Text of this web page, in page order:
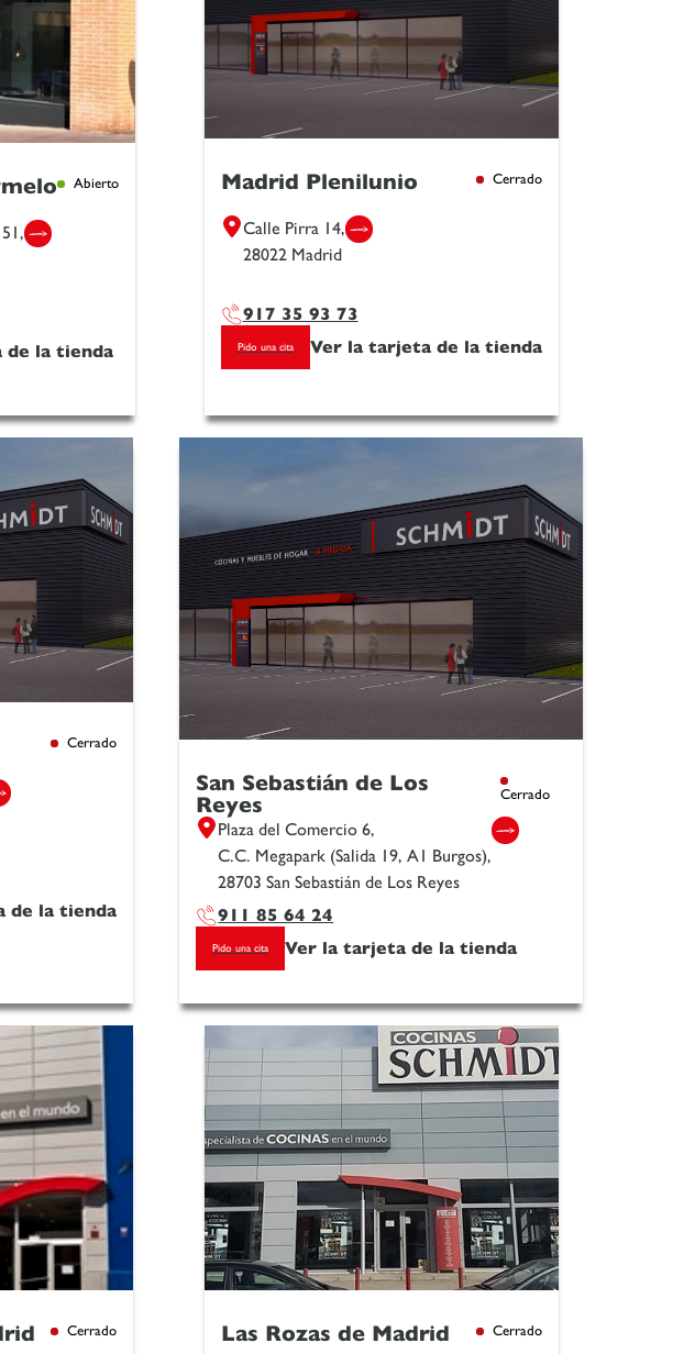
Abierto
de la tienda
Madrid Plenilunio Cerrado
Calle Pirra 14,
28022 Madrid
917 35 93 73
Pido una cita Ver la tarjeta de la tienda
Cerrado
de la tienda
San Sebastián de Los
Reyes
Cerrado
Plaza del Comercio 6,
C.C. Megapark (Salida 19, A1 Burgos),
28703 San Sebastián de Los Reyes
911 85 64 24
Pido una cita Ver la tarjeta de la tienda
Cerrado Las Rozas de Madrid Cerrado